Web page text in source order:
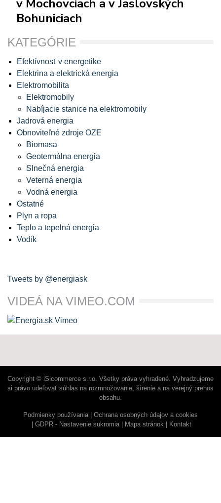
v Mochovciach a v Jaslovských
Bohuniciach
KATEGÓRIE
Efektívnosť v energetike
Elektrina a elektrická energia
Elektromobilita
Elektromobily
Nabíjacie stanice na elektromobily
Jadrová energia
Obnoviteľné zdroje OZE
Biomasa
Geotermálna energia
Slnečná energia
Veterná energia
Vodná energia
Ostatné
Plyn a ropa
Teplo a tepelná energia
Vodík
Tweets by @energiask
VIDEÁ NA VIMEO.COM
Copyright © iSicommerce s.r.o. Všetky práva vyhradené. Vyhradzujeme
si právo udeľovať súhlas na rozmnožovanie, šírenie a na verejný prenos
obsahu.
Podmienky používania
Ochrana osobných údajov a cookies
GDPR - Nastavenie sukromia
Mapa stránok Kontakt